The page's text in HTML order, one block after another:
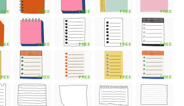
FREE FREE FREE FREE
FREE FREE FREE FREE
FREE FREE FREE FREE